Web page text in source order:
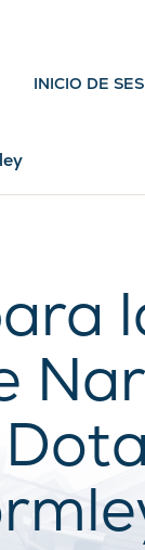
INICIO DE